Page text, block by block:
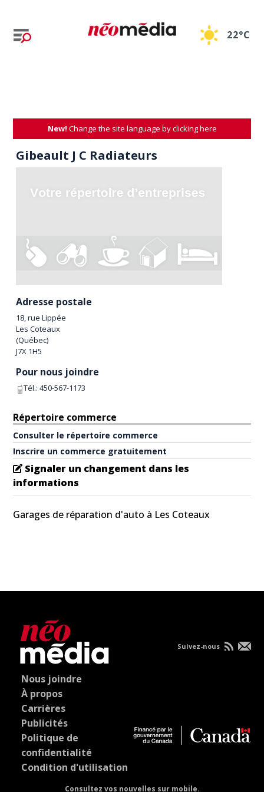
22°C
New! Change the site language by clicking here
Gibeault J C Radiateurs
Adresse postale
18, rue Lippée
Les Coteaux
(Québec)
J7X 1H5
Pour nous joindre
Tél.:450-567-1173
Répertoire commerce
Consulter le répertoire commerce
Inscrire un commerce gratuitement
Signaler un changement dans les
informations
Garages de réparation d'auto à Les Coteaux
Nous joindre
À propos
Carrières
Publicités
Politique de
confidentialité
Condition d'utilisation
Consultez vos nouvelles sur mobile.
Suivez-nous